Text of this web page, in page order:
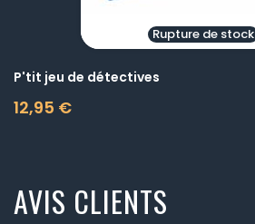
Rupture de stock
P'tit jeu de détectives
12,95 €
Prix
AVIS CLIENTS